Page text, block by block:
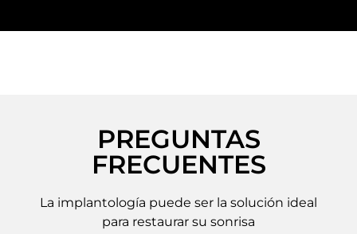
PREGUNTAS
FRECUENTES
La implantología puede ser la solución ideal
para restaurar su sonrisa